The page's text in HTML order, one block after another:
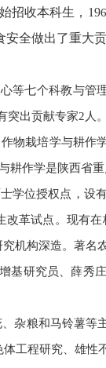
招收本科生，19
全做出了重大
等七个科教与管
出贡献专家2人。
物栽培学与耕作
耕作学是陕西省重
学位授权点，设
革试点。现有
机构深造。著
基研究员、薛秀
杂粮和马铃薯等
工程研究、雄